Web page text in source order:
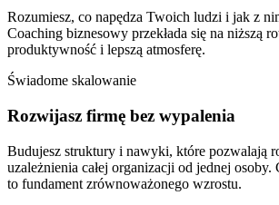
Rozumiesz, co napędza Twoich ludzi i jak z
Coaching biznesowy przekłada się na niższą
produktywność i lepszą atmosferę.
Świadome skalowanie
Rozwijasz firmę bez wypalenia
Budujesz struktury i nawyki, które pozwalają
uzależnienia całej organizacji od jednej
to fundament zrównoważonego wzrostu.